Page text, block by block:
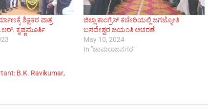
ಶಿಕ್ಷಕರ ಪಾತ್ರ
ಕೃಷ್ಣಮೂರ್ತಿ
ಜಿಲ್ಲಾ ಕಾಂಗ್ರೆಸ್ ಕಚೇರಿಯಲ್ಲಿ ಜಗಜ್ಯೋತಿ
ಬಸವೇಶ್ವರ ಜಯಂತಿ ಆಚರಣೆ
May 10, 2024
In "ಚಾಮರಾಜನಗರ"
B.K. Ravikumar,